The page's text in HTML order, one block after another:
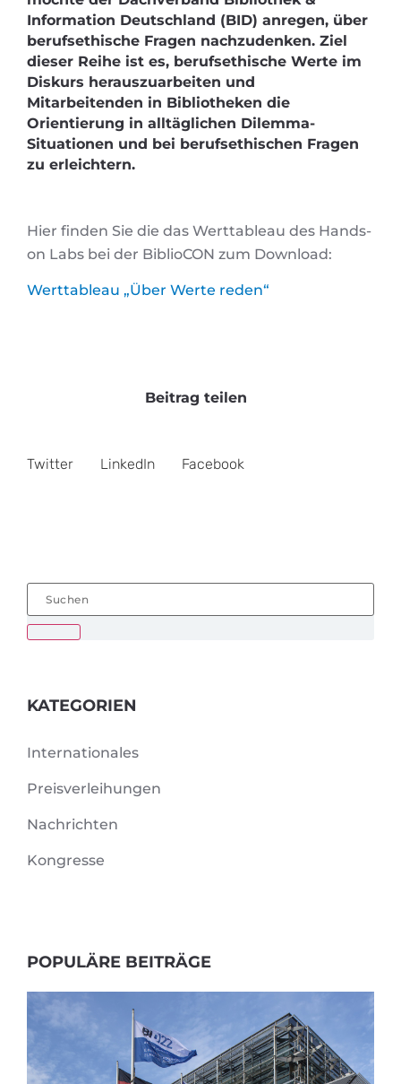
Information Deutschland (BID) anregen, über
berufsethische Fragen nachzudenken. Ziel
dieser Reihe ist es, berufsethische Werte im
Diskurs herauszuarbeiten und
Mitarbeitenden in Bibliotheken die
Orientierung in alltäglichen Dilemma-
Situationen und bei berufsethischen Fragen
zu erleichtern.
Hier finden Sie die das Werttableau des Hands-
on Labs bei der BiblioCON zum Download:
Werttableau „Über Werte reden“
Beitrag teilen
Twitter LinkedIn Facebook
KATEGORIEN
Internationales
Preisverleihungen
Nachrichten
Kongresse
POPULÄRE BEITRÄGE